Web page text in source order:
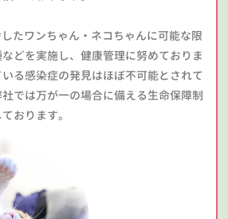
たワンちゃん・ネコちゃんに可能な限
どを実施し、健康管理に努めておりま
る感染症の発見はほぼ不可能とされて
では万が一の場合に備える生命保障制
おります。